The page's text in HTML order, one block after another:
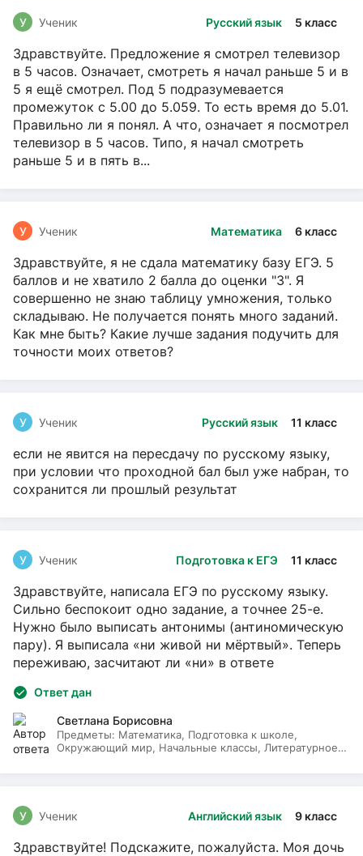
Русский язык 5 класс
У Ученик
Здравствуйте. Предложение я смотрел телевизор
в 5 часов. Означает, смотреть я начал раньше 5 и в
5 я ещё смотрел. Под 5 подразумевается
промежуток с 5.00 до 5.059. То есть время до 5.01.
Правильно ли я понял. А что, означает я посмотрел
телевизор в 5 часов. Типо, я начал смотреть
раньше 5 и в пять в...
Математика 6 класс
У Ученик
Здравствуйте, я не сдала математику базу ЕГЭ. 5
баллов и не хватило 2 балла до оценки "3". Я
совершенно не знаю таблицу умножения, только
складываю. Не получается понять много заданий.
Как мне быть? Какие лучше задания подучить для
точности моих ответов?
Русский язык 11 класс
У Ученик
если не явится на пересдачу по русскому языку,
при условии что проходной бал был уже набран, то
сохранится ли прошлый результат
Подготовка к ЕГЭ 11 класс
У Ученик
Здравствуйте, написала ЕГЭ по русскому языку.
Сильно беспокоит одно задание, а точнее 25-е.
Нужно было выписать антонимы (антиномическую
пару). Я выписала «ни живой ни мёртвый». Теперь
переживаю, засчитают ли «ни» в ответе
Ответ дан
Светлана Борисовна
Предметы: Математика, Подготовка к школе,
Окружающий мир, Начальные классы, Литературное
Английский язык 9 класс
У Ученик
Здравствуйте! Подскажите, пожалуйста. Моя дочь